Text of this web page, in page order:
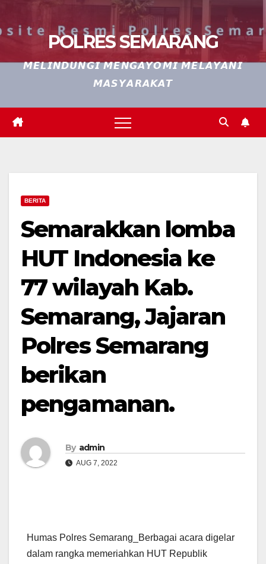
POLRES SEMARANG
𝙈𝙀𝙇𝙄𝙉𝘿𝙐𝙉𝙂𝙄 𝙈𝙀𝙉𝙂𝘼𝙔𝙊𝙈𝙄 𝙈𝙀𝙇𝘼𝙔𝘼𝙉𝙄
𝙈𝘼𝙎𝙔𝘼𝙍𝘼𝙆𝘼𝙏
BERITA
Semarakkan lomba
HUT Indonesia ke
77 wilayah Kab.
Semarang, Jajaran
Polres Semarang
berikan
pengamanan.
By admin
AUG 7, 2022
Humas Polres Semarang_Berbagai acara digelar
dalam rangka memeriahkan HUT Republik